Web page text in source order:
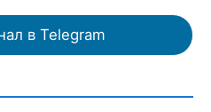
в Telegram